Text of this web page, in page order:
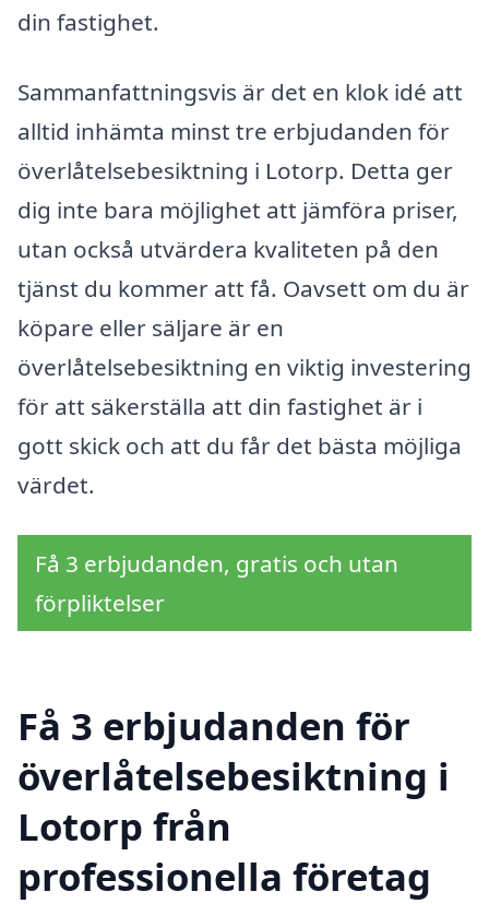
din fastighet.
Sammanfattningsvis är det en klok idé att
alltid inhämta minst tre erbjudanden för
överlåtelsebesiktning i Lotorp. Detta ger
dig inte bara möjlighet att jämföra priser,
utan också utvärdera kvaliteten på den
tjänst du kommer att få. Oavsett om du är
köpare eller säljare är en
överlåtelsebesiktning en viktig investering
för att säkerställa att din fastighet är i
gott skick och att du får det bästa möjliga
värdet.
Få 3 erbjudanden, gratis och utan
förpliktelser
Få 3 erbjudanden för
överlåtelsebesiktning i
Lotorp från
professionella företag